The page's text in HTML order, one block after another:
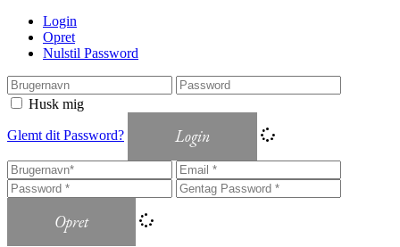
Login
Opret
Nulstil Password
Husk mig
Glemt dit Password? Login
Opret